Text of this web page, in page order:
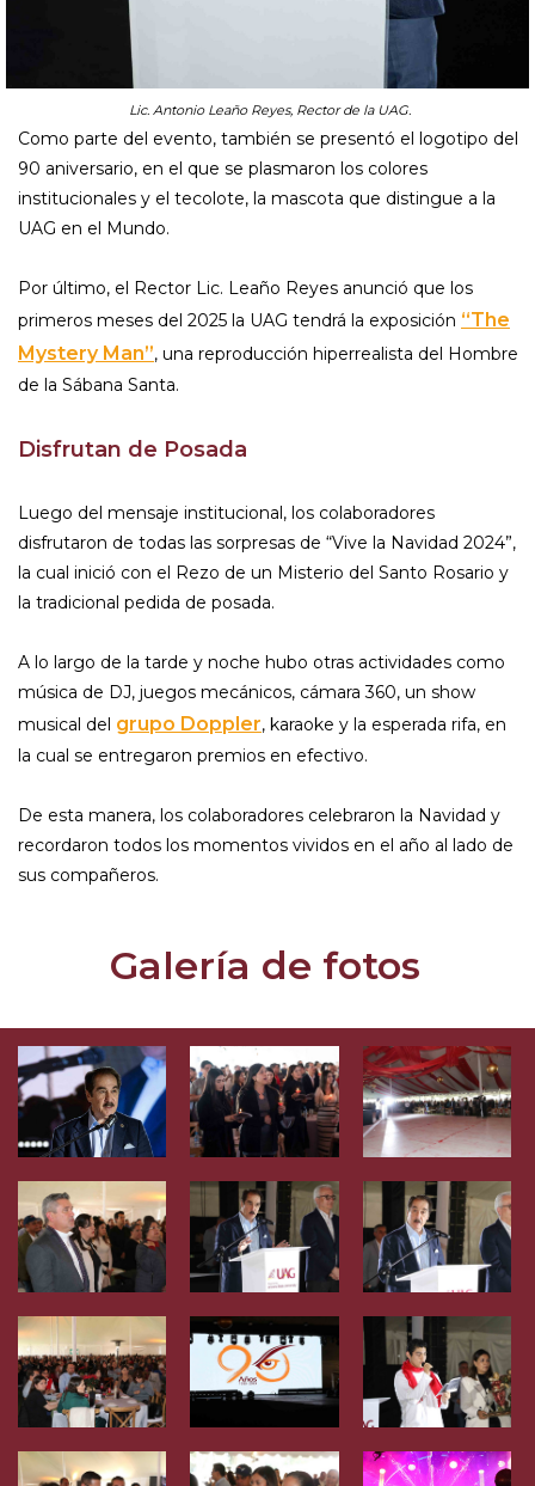
Lic. Antonio Leaño Reyes, Rector de la UAG.
Como parte del evento, también se presentó el logotipo del
90 aniversario, en el que se plasmaron los colores
institucionales y el tecolote, la mascota que distingue a la
UAG en el Mundo.
Por último, el Rector Lic. Leaño Reyes anunció que los
primeros meses del 2025 la UAG tendrá la exposición “The
Mystery Man”, una reproducción hiperrealista del Hombre
de la Sábana Santa.
Disfrutan de Posada
Luego del mensaje institucional, los colaboradores
disfrutaron de todas las sorpresas de “Vive la Navidad 2024”,
la cual inició con el Rezo de un Misterio del Santo Rosario y
la tradicional pedida de posada.
A lo largo de la tarde y noche hubo otras actividades como
música de DJ, juegos mecánicos, cámara 360, un show
musical del grupo Doppler, karaoke y la esperada rifa, en
la cual se entregaron premios en efectivo.
De esta manera, los colaboradores celebraron la Navidad y
recordaron todos los momentos vividos en el año al lado de
sus compañeros.
Galería de fotos